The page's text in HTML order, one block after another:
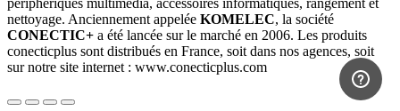
nettoyage. Anciennement appelée KOMELEC, la société
CONECTIC+ a été lancée sur le marché en 2006. Les produits
conecticplus sont distribués en France, soit dans nos agences, soit
sur notre site internet : www.conecticplus.com